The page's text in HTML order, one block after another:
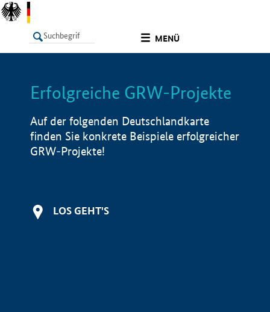
MENÜ
LISTE Info
Erfolgreiche GRW-Projekte
Auf der folgenden Deutschlandkarte
finden Sie konkrete Beispiele erfolgreicher
GRW-Projekte!
LOS GEHT'S